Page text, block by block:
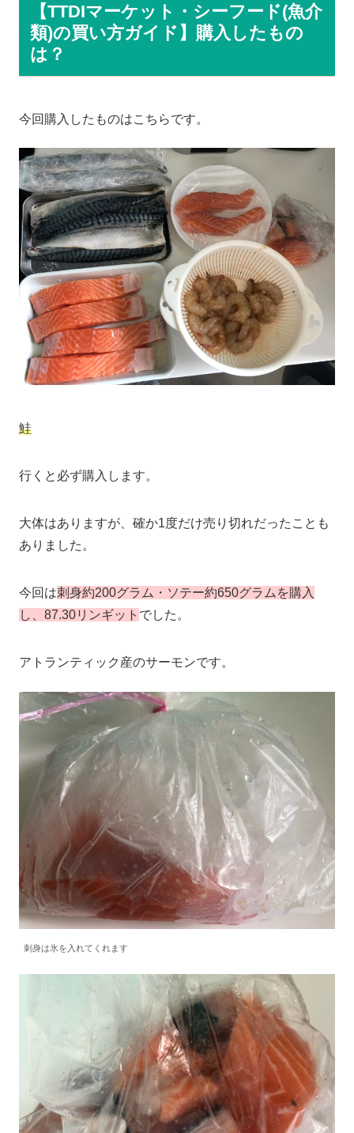
【TTDIマーケット・シーフード(魚介
類)の買い方ガイド】購入したもの
は？
今回購入したものはこちらです。
鮭
行くと必ず購入します。
大体はありますが、確か1度だけ売り切れだったことも
ありました。
今回は刺身約200グラム ・ソテー約650グラムを購入
し、87.30リンギット でした。
アトランティック産のサーモンです。
刺身は氷を入れてくれます